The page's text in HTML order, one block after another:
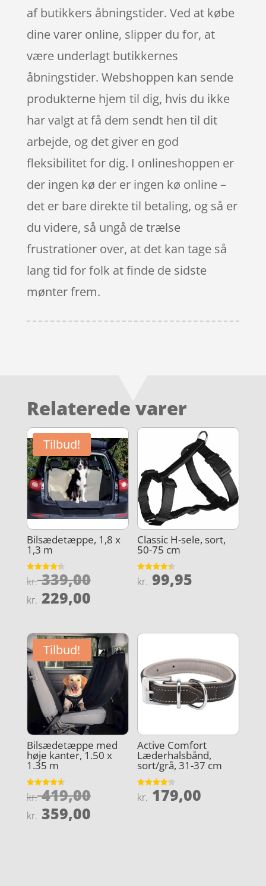
af butikkers åbningstider. Ved at købe
dine varer online, slipper du for, at
være underlagt butikkernes
åbningstider. Webshoppen kan sende
produkterne hjem til dig, hvis du ikke
har valgt at få dem sendt hen til dit
arbejde, og det giver en god
fleksibilitet for dig. I onlineshoppen er
der ingen kø der er ingen kø online –
det er bare direkte til betaling, og så er
du videre, så ungå de trælse
frustrationer over, at det kan tage så
lang tid for folk at finde de sidste
mønter frem.
Relaterede varer
Tilbud!
Bilsædetæppe, 1,8 x
1,3 m
Vurderet
4.3
kr.339,00Den
oprindelige
kr. 339,00.
kr. 229,00Den
pris
er:
kr. 229,00.
Classic H-sele, sort,
50-75 cm
Vurderet
4.4
kr. 99,95
Tilbud!
Bilsædetæppe med
høje kanter, 1.50 x
1.35 m
Vurderet
4.6
kr.419,00Den
oprindelige
kr. 359,00Den
Active Comfort
Læderhalsbånd,
sort/grå, 31-37 cm
Vurderet
4.2
kr. 179,00